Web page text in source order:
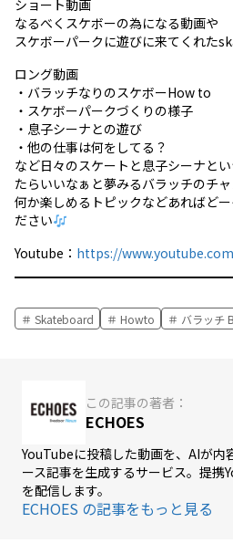
ショート動画
なるべくスケボーの為になる動画や
スケボーパークに遊びに来てくれた
ロング動画
・バラッチなりのスケボーHow to
・スケボーパークづくりの様子
・息子シーナとの遊び
・他の仕事は何をしてる？
など日々のスケートと息子シーナと
たらいいなぁと夢みるバラッチのチ
何か楽しめるトピックなどあればど
ださい
Youtube： https://
Skateboard Howto バラッチ
この記事の著者：
ECHOES
YouTubeに投稿した動画を、AIが内
ース記事を生成するサービス。提携
を配信します。
ECHOES の記事をもっと見る